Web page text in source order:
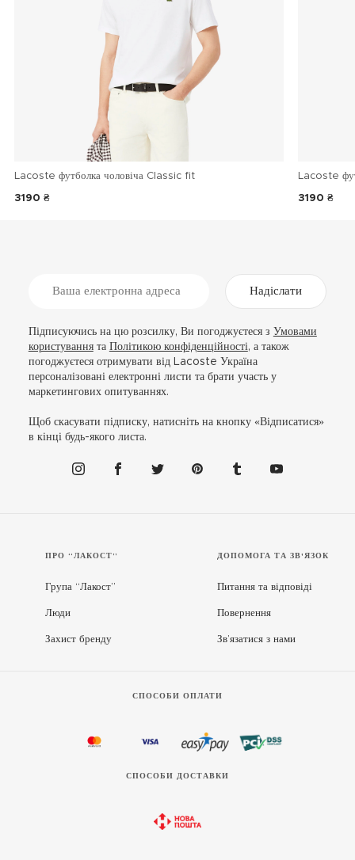
Lacoste футболка чоловіча Classic fit
3190 ₴
Lacoste
3190 ₴
Надіслати
Підписуючись на цю розсилку, Ви погоджуєтеся з Умовами
користуваннята Політикою конфіденційності, а також
погоджуєтеся отримувати від Lacoste Україна
персоналізовані електронні листи та брати участь у
маркетингових опитуваннях.
Щоб скасувати підписку, натисніть на кнопку «Відписатися»
в кінці будь-якого листа.
ПРО “ЛАКОСТ”
Група “Лакост”
Люди
Захист бренду
ДОПОМОГА ТА ЗВ'ЯЗОК
Питання та відповіді
Повернення
Зв’язатися з нами
СПОСОБИ ОПЛАТИ
СПОСОБИ ДОСТАВКИ